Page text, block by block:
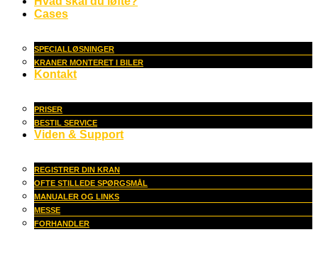
Cases
SPECIALLØSNINGER
KRANER MONTERET I BILER
Kontakt
PRISER
BESTIL SERVICE
Viden & Support
REGISTRER DIN KRAN
OFTE STILLEDE SPØRGSMÅL
MANUALER OG LINKS
MESSE
FORHANDLER